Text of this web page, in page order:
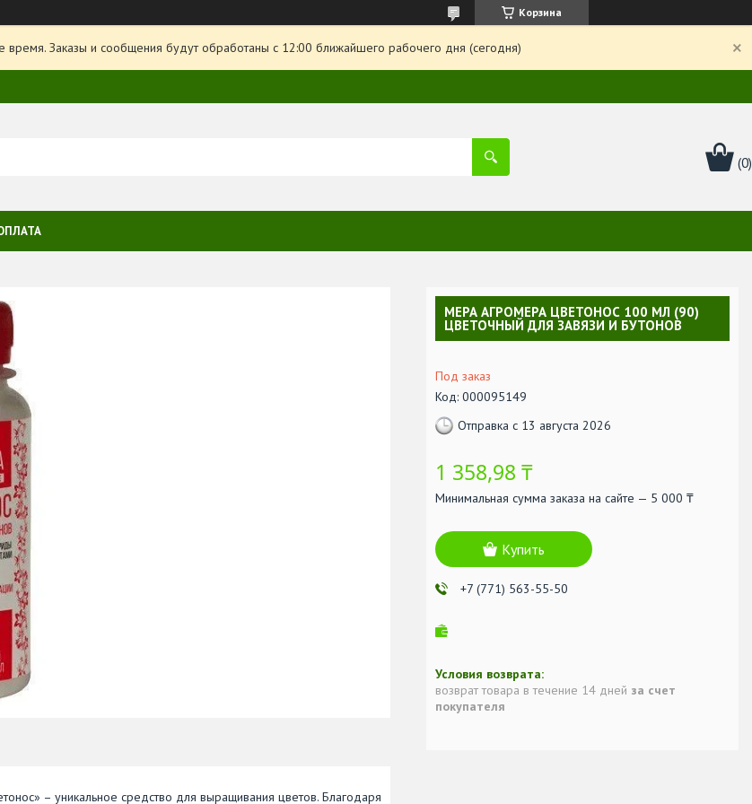
Корзина
время. Заказы и сообщения будут обработаны с 12:00 ближайшего рабочего дня (сегодня)
– уникальное средство для выращивания цветов. Благодаря
МЕРА АГРОМЕРА ЦВЕТОНОС 100 МЛ (90)
ЦВЕТОЧНЫЙ ДЛЯ ЗАВЯЗИ И БУТОНОВ
Под заказ
Код: 000095149
Отправка с 13 августа 2026
1 358,98 ₸
Минимальная сумма заказа на сайте — 5 000 ₸
Купить
+7 (771) 563-55-50
возврат товара в течение 14 дней за счет
покупателя